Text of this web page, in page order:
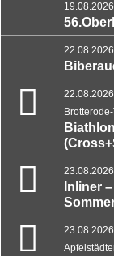
Inliner